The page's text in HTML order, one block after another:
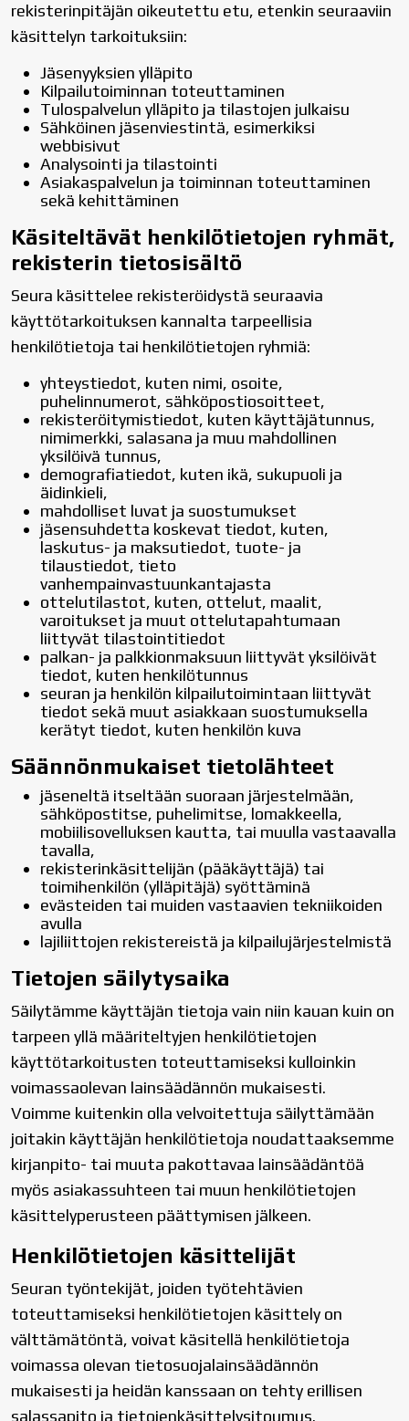
rekisterinpitäjän oikeutettu etu, etenkin seuraaviin
käsittelyn tarkoituksiin:
Jäsenyyksien ylläpito
Kilpailutoiminnan toteuttaminen
Tulospalvelun ylläpito ja tilastojen julkaisu
Sähköinen jäsenviestintä, esimerkiksi
webbisivut
Analysointi ja tilastointi
Asiakaspalvelun ja toiminnan toteuttaminen
sekä kehittäminen
Käsiteltävät henkilötietojen ryhmät,
rekisterin tietosisältö
Seura käsittelee rekisteröidystä seuraavia
käyttötarkoituksen kannalta tarpeellisia
henkilötietoja tai henkilötietojen ryhmiä:
yhteystiedot, kuten nimi, osoite,
puhelinnumerot, sähköpostiosoitteet,
rekisteröitymistiedot, kuten käyttäjätunnus,
nimimerkki, salasana ja muu mahdollinen
yksilöivä tunnus,
demografiatiedot, kuten ikä, sukupuoli ja
äidinkieli,
mahdolliset luvat ja suostumukset
jäsensuhdetta koskevat tiedot, kuten,
laskutus- ja maksutiedot, tuote- ja
tilaustiedot, tieto
vanhempainvastuunkantajasta
ottelutilastot, kuten, ottelut, maalit,
varoitukset ja muut ottelutapahtumaan
liittyvät tilastointitiedot
palkan- ja palkkionmaksuun liittyvät yksilöivät
tiedot, kuten henkilötunnus
seuran ja henkilön kilpailutoimintaan liittyvät
tiedot sekä muut asiakkaan suostumuksella
kerätyt tiedot, kuten henkilön kuva
Säännönmukaiset tietolähteet
jäseneltä itseltään suoraan järjestelmään,
sähköpostitse, puhelimitse, lomakkeella,
mobiilisovelluksen kautta, tai muulla vastaavalla
tavalla,
rekisterinkäsittelijän (pääkäyttäjä) tai
toimihenkilön (ylläpitäjä) syöttäminä
evästeiden tai muiden vastaavien tekniikoiden
avulla
lajiliittojen rekistereistä ja kilpailujärjestelmistä
Tietojen säilytysaika
Säilytämme käyttäjän tietoja vain niin kauan kuin on
tarpeen yllä määriteltyjen henkilötietojen
käyttötarkoitusten toteuttamiseksi kulloinkin
voimassaolevan lainsäädännön mukaisesti.
Voimme kuitenkin olla velvoitettuja säilyttämään
joitakin käyttäjän henkilötietoja noudattaaksemme
kirjanpito- tai muuta pakottavaa lainsäädäntöä
myös asiakassuhteen tai muun henkilötietojen
käsittelyperusteen päättymisen jälkeen.
Henkilötietojen käsittelijät
Seuran työntekijät, joiden työtehtävien
toteuttamiseksi henkilötietojen käsittely on
välttämätöntä, voivat käsitellä henkilötietoja
voimassa olevan tietosuojalainsäädännön
mukaisesti ja heidän kanssaan on tehty erillisen
salassapito ja tietojenkäsittelysitoumus.